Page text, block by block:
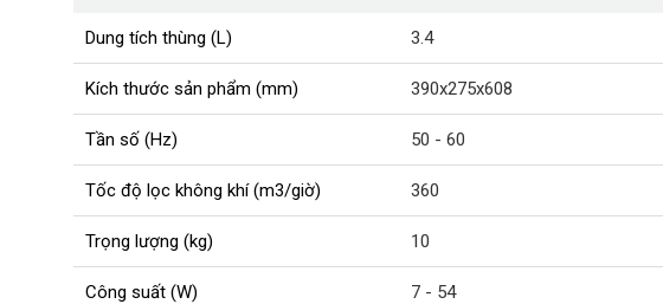
Dung tích thùng (L) 3.4
Kích thước sản phẩm (mm) 390x275x608
Tần số (Hz) 50 - 60
Tốc độ lọc không khí (m3/giờ) 360
Trọng lượng (kg) 10
Công suất (W) 7 - 54